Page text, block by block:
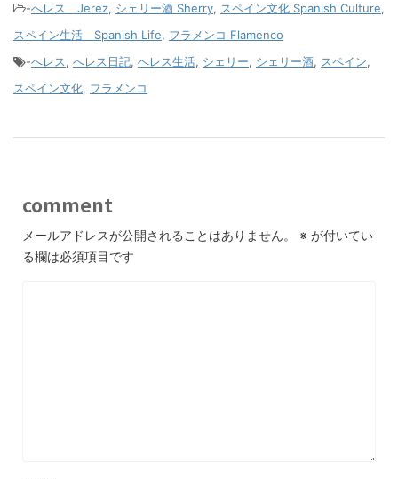
-へレス Jerez, シェリー酒 Sherry, スペイン文化 Spanish Culture,
スペイン生活 Spanish Life, フラメンコ Flamenco
-へレス, へレス日記, へレス生活, シェリー, シェリー酒, スペイン,
スペイン文化, フラメンコ
comment
メールアドレスが公開されることはありません。 ※ が付いてい
る欄は必須項目です